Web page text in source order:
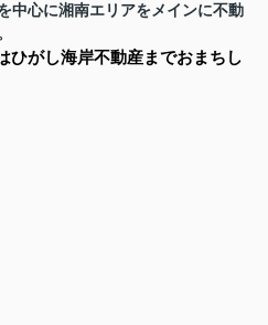
中心に湘南エリアをメインに不動
ひがし海岸不動産までおまちし